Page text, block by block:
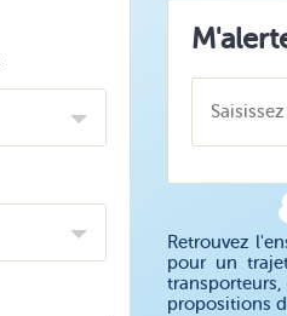
Retrouvez
pour un
propositions